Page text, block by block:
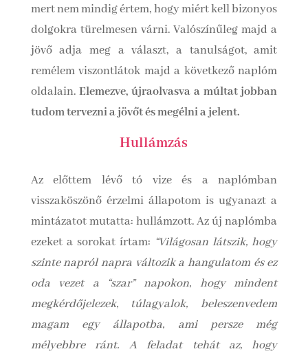
mert nem mindig értem, hogy miért kell bizonyos
dolgokra türelmesen várni. Valószínűleg majd a
jövő adja meg a választ, a tanulságot, amit
remélem viszontlátok majd a következő naplóm
oldalain.Elemezve, újraolvasva a múltat jobban
tudom tervezni a jövőt és megélni a jelent.
Hullámzás
Az előttem lévő tó vize és a naplómban
visszaköszönő érzelmi állapotom is ugyanazt a
mintázatot mutatta: hullámzott. Az új naplómba
ezeket a sorokat írtam: “Világosan látszik, hogy
szinte napról napra változik a hangulatom és ez
oda vezet a “szar” napokon, hogy mindent
megkérdőjelezek, túlagyalok, beleszenvedem
magam egy állapotba, ami persze még
mélyebbre ránt. A feladat tehát az, hogy